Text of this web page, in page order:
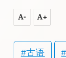
A- A+
古语